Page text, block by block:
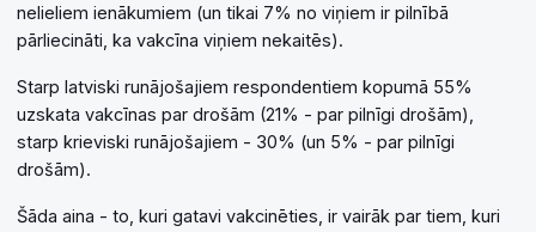
nelieliem ienākumiem (un tikai 7% no viņiem ir pilnībā
pārliecināti, ka vakcīna viņiem nekaitēs).
Starp latviski runājošajiem respondentiem kopumā 55%
uzskata vakcīnas par drošām (21% - par pilnīgi drošām),
starp krieviski runājošajiem - 30% (un 5% - par pilnīgi
drošām).
Šāda aina - to, kuri gatavi vakcinēties, ir vairāk par tiem, kuri